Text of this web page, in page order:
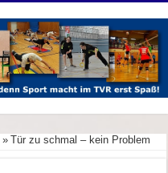
» Tür zu schmal – kein Problem